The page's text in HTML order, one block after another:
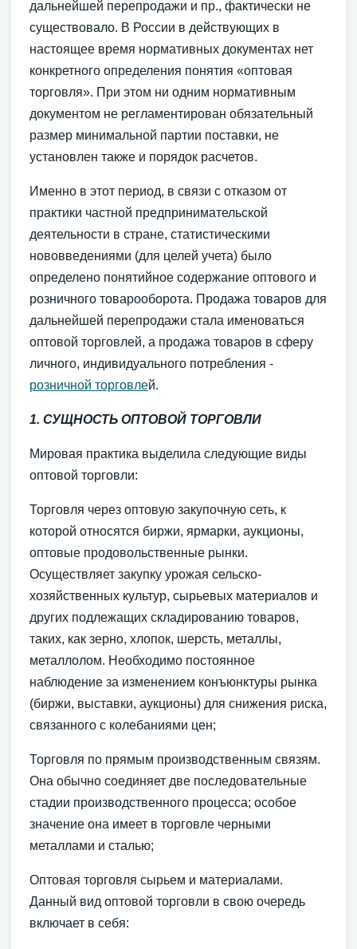
дальнейшей перепро­дажи и пр., фактически не
существовало. В России в действующих в
настоящее время нормативных документах нет
конкретного определения понятия «оптовая
торговля». При этом ни одним нормативным
документом не регла­ментирован обязательный
размер минимальной партии поставки, не
установлен также и порядок расчетов.
Именно в этот период, в связи с отказом от
практики частной предпринимательской
деятельности в стране, ста­тистическими
нововведениями (для целей учета) было
определено понятийное содержание оптового и
розничного товарооборота. Продажа товаров для
дальнейшей пе­репродажи стала именоваться
оптовой торговлей, а про­дажа товаров в сферу
личного, индивидуального потреб­ления -
розничной торговлей.
1. СУЩНОСТЬ ОПТОВОЙ ТОРГОВЛИ
Мировая практика выделила следующие виды
оптовой торговли:
Торговля через оптовую закупочную сеть, к
которой относятся биржи, ярмарки, аукционы,
оптовые продоволь­ственные рынки.
Осуществляет закупку урожая сельско­
хозяйственных культур, сырьевых материалов и
других подлежащих складированию товаров,
таких, как зерно, хлопок, шерсть, металлы,
металлолом. Необходимо по­стоянное
наблюдение за изменением конъюнктуры рын­ка
(биржи, выставки, аукционы) для снижения риска,
связанного с колебаниями цен;
Торговля по прямым производственным связям.
Она обычно соединяет две последовательные
стадии производ­ственного процесса; особое
значение она имеет в торговле черными
металлами и сталью;
Оптовая торговля сырьем и материалами.
Данный вид оптовой торговли в свою очередь
включает в себя: